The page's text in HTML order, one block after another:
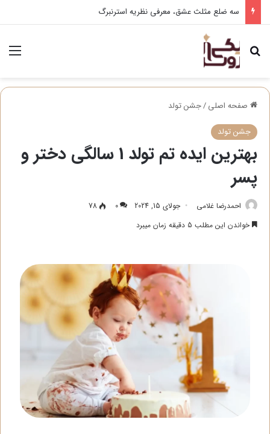
سه ضلع مثلث عشق، معرفی نظریه استرنبرگ
جستجو برای
صفحه اصلی/جشن تولد
جشن تولد
بهترین ایده تم تولد 1 سالگی دختر و
پسر
احمدرضا غلامی جولای 15, 2024 0
78
خواندن این مطلب 5 دقیقه زمان میبرد